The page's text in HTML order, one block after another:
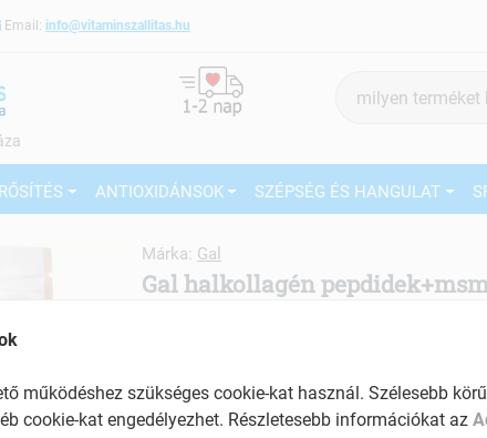
Email: info@vitaminszallitas.hu
keresés
ANTIOXIDÁNSOK SZÉPSÉG ÉS HANGULAT
Márka: Gal
Gal halkollagén
működéshez szükséges cookie-kat használ. Szélesebb
cookie-kat engedélyezhet. Részletesebb információkat az